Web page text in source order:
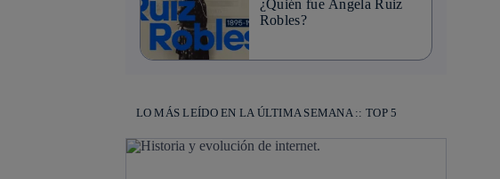
¿Quién fue Ángela Ruiz
Robles?
LO MÁS LEÍDO EN LA ÚLTIMA SEMANA :: TOP 5